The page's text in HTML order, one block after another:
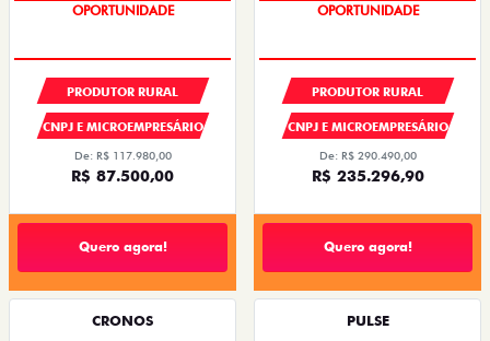
OPORTUNIDADE
PRODUTOR RURAL
CNPJ E MICROEMPRESÁRIO
De: R$ 117.980,00
R$ 87.500,00
Quero agora!
PRODUTOR RURAL
CNPJ E MICROEMPRESÁRIO
De: R$ 290.490,00
R$ 235.296,90
Quero agora!
CRONOS PULSE